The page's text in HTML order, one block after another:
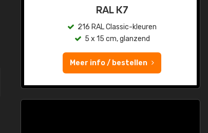
RAL K7
216 RAL Classic-kleuren
5 x 15 cm, glanzend
Meer info / bestellen